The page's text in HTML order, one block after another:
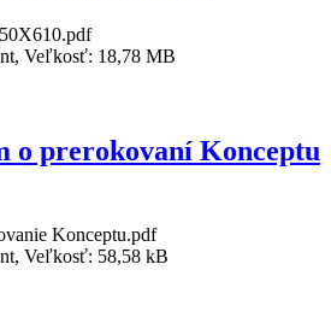
Veľkosť: 18,78 MB
o prerokovaní Konceptu
Konceptu.pdf
Veľkosť: 58,58 kB